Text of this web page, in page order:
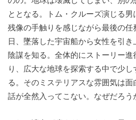
ととなる。トム・クルーズ演じる
残像の手触りを感じながら最後の任
日、墜落した宇宙船から女性を引き
陰謀を知る。全体的にストーリー
り、広大な地球を探索する中で少し
る。そのミステリアスな雰囲気は面
話が全然入ってこない。なぜだろう